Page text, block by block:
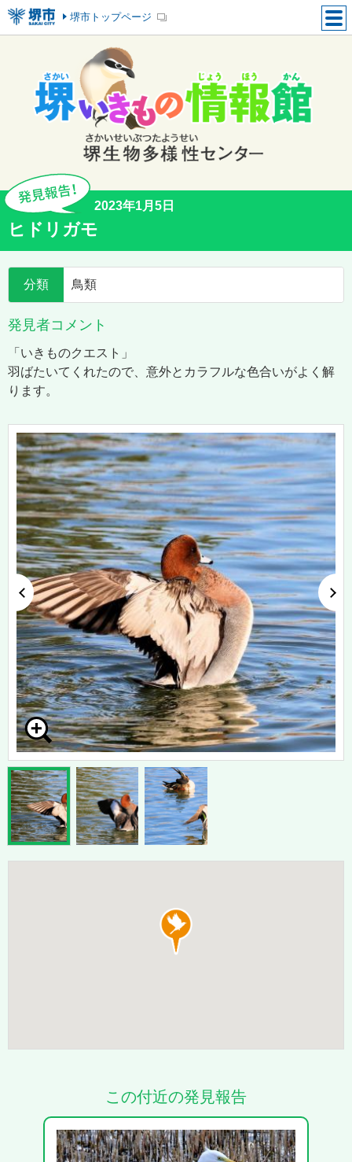
堺市トップページ
2023年1月5日
ヒドリガモ
分類 鳥類
発見者コメント
「いきものクエスト」
羽ばたいてくれたので、意外とカラフルな色合いがよく解
ります。
この付近の発見報告